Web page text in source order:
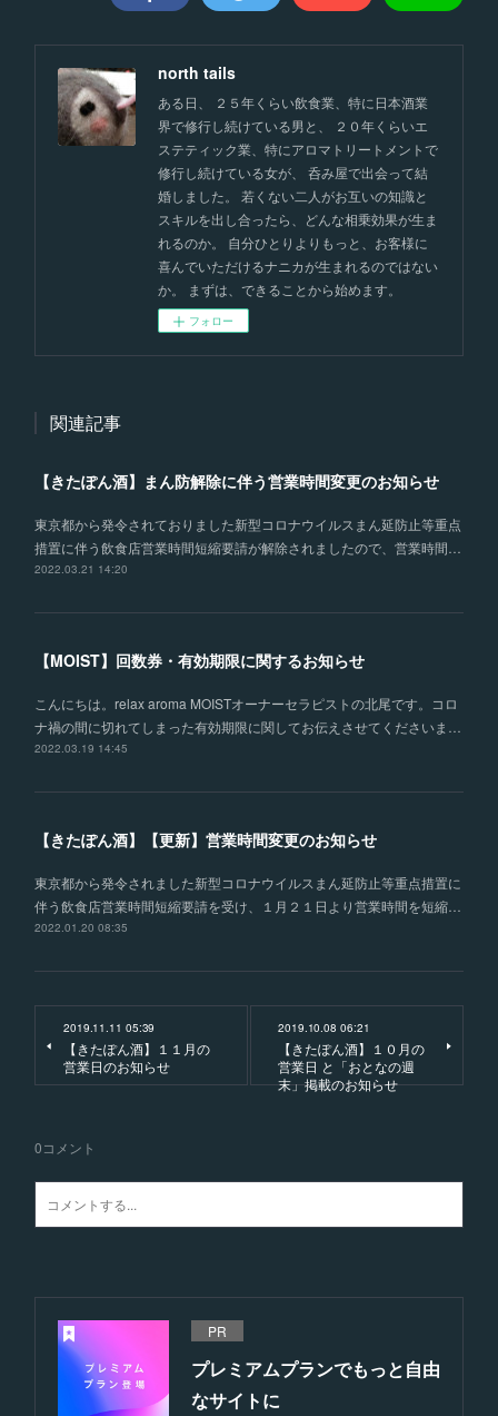
north tails
ある日、 ２５年くらい飲食業、特に日本酒業
界で修行し続けている男と、 ２０年くらいエ
ステティック業、特にアロマトリートメントで
修行し続けている女が、 呑み屋で出会って結
婚しました。 若くない二人がお互いの知識と
スキルを出し合ったら、どんな相乗効果が生ま
れるのか。 自分ひとりよりもっと、お客様に
喜んでいただけるナニカが生まれるのではない
か。 まずは、できることから始めます。
フォロー
関連記事
【きたぽん酒】まん防解除に伴う営業時間変更のお知らせ
東京都から発令されておりました新型コロナウイルスまん延防止等重点
措置に伴う飲食店営業時間短縮要請が解除されましたので、営業時間…
2022.03.21 14:20
【MOIST】回数券・有効期限に関するお知らせ
こんにちは。relax aroma MOISTオーナーセラピストの北尾です。コロ
ナ禍の間に切れてしまった有効期限に関してお伝えさせてくださいま…
2022.03.19 14:45
【きたぽん酒】【更新】営業時間変更のお知らせ
東京都から発令されました新型コロナウイルスまん延防止等重点措置に
伴う飲食店営業時間短縮要請を受け、１月２１日より営業時間を短縮…
2022.01.20 08:35
2019.11.11 05:39
【きたぽん酒】１１月の
営業日のお知らせ
2019.10.08 06:21
【きたぽん酒】１０月の
営業日 と「おとなの週
末」掲載のお知らせ
0コメント
PR
プレミアムプランでもっと自由
なサイトに